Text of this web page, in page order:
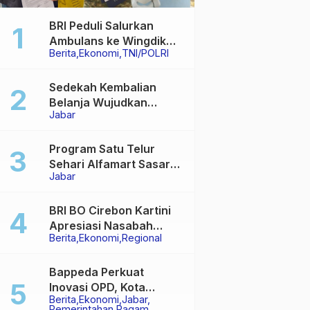
Berita Ekonomi TNI/POLRI
BRI Peduli Salurkan
Ambulans ke Wingdik
300/Teknik Subang,
Kesehatan Masyarakat
Jabar
Sedekah Kembalian
Belanja Wujudkan
Jembatan Permanen di
Jabar
Program Satu Telur
Sehari Alfamart Sasar
2.700 Anak Terindikasi
Berita Ekonomi Regional
BRI BO Cirebon Kartini
Apresiasi Nasabah
Pensiunan dengan
Literasi Keuangan
hingga Multiguna Purna
Berita Ekonomi Jabar
Bappeda Perkuat
Inovasi OPD, Kota
Sukabumi Bidik Hasil